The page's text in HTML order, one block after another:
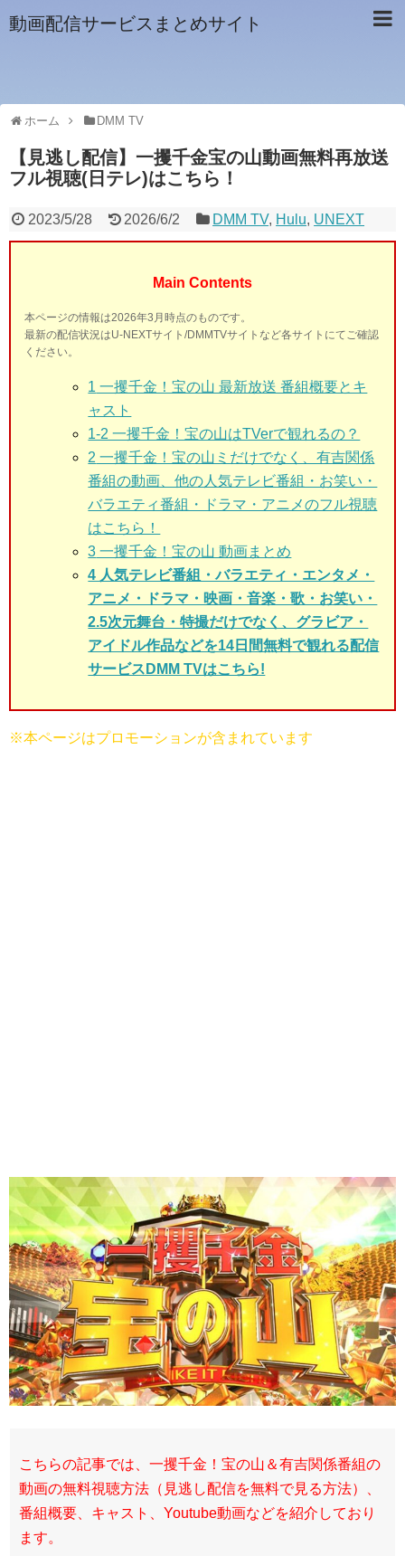
動画配信サービスまとめサイト
ホーム DMM TV
【見逃し配信】一攫千金宝の山動画無料再放送
フル視聴(日テレ)はこちら！
2023/5/28 2026/6/2 DMM TV, Hulu, UNEXT
Main Contents
本ページの情報は2026年3月時点のものです。
最新の配信状況はU-NEXTサイト/DMMTVサイトなど各サイトにてご確認
ください。
1 一攫千金！宝の山 最新放送 番組概要とキ
ャスト
1-2 一攫千金！宝の山はTVerで観れるの？
2 一攫千金！宝の山ミだけでなく、有吉関係
番組の動画、他の人気テレビ番組・お笑い・
バラエティ番組・ドラマ・アニメのフル視聴
はこちら！
3 一攫千金！宝の山 動画まとめ
4 人気テレビ番組・バラエティ・エンタメ・
アニメ・ドラマ・映画・音楽・歌・お笑い・
2.5次元舞台・特撮だけでなく、グラビア・
アイドル作品などを14日間無料で観れる配信
サービスDMM TVはこちら!
※本ページはプロモーションが含まれています
こちらの記事では、一攫千金！宝の山＆有吉関係番組の
動画の無料視聴方法（見逃し配信を無料で見る方法）、
番組概要、キャスト、Youtube動画などを紹介しており
ます。